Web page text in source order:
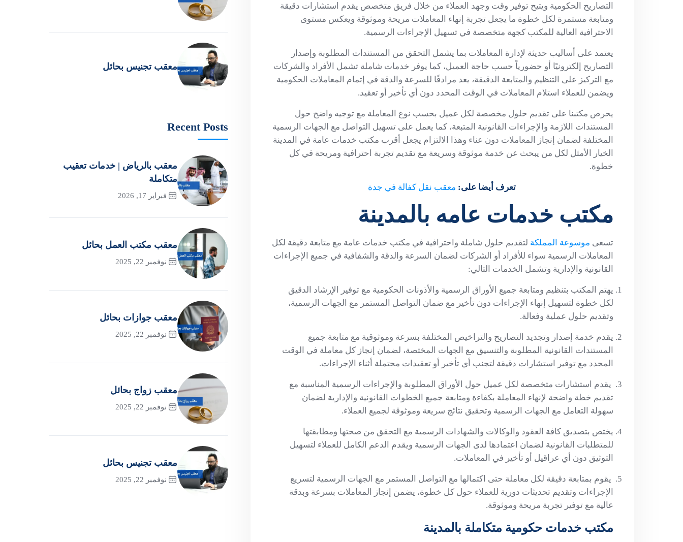
التصاريح الحكومية ويتيح توفير وقت وجهد العملاء من خلال فريق متخصص يقدم استشارات دقيقة
ومتابعة مستمرة لكل خطوة ما يجعل تجربة إنهاء المعاملات مريحة وموثوقة ويعكس مستوى
الاحترافية العالية للمكتب كجهة متخصصة في تسهيل الإجراءات الرسمية.
يعتمد على أساليب حديثة لإدارة المعاملات بما يشمل التحقق من المستندات المطلوبة وإصدار
التصاريح إلكترونيًا أو حضورياً حسب حاجة العميل، كما يوفر خدمات شاملة تشمل الأفراد والشركات
مع التركيز على التنظيم والمتابعة الدقيقة، يعد مرادفًا للسرعة والدقة في إتمام المعاملات الحكومية
ويضمن للعملاء استلام المعاملات في الوقت المحدد دون أي تأخير أو تعقيد.
يحرص مكتبنا على تقديم حلول مخصصة لكل عميل بحسب نوع المعاملة مع توجيه واضح حول
المستندات اللازمة والإجراءات القانونية المتبعة، كما يعمل على تسهيل التواصل مع الجهات الرسمية
المختلفة لضمان إنجاز المعاملات دون عناء وهذا الالتزام يجعل أقرب مكتب خدمات عامة في المدينة
الخيار الأمثل لكل من يبحث عن خدمة موثوقة وسريعة مع تقديم تجربة احترافية ومريحة في كل
خطوة.
تعرف أيضا على: معقب نقل كفالة في جدة
مكتب خدمات عامه بالمدينة
تسعى موسوعة المملكة لتقديم حلول شاملة واحترافية في مكتب خدمات عامة مع متابعة دقيقة لكل
المعاملات الرسمية سواء للأفراد أو الشركات لضمان السرعة والدقة والشفافية في جميع الإجراءات
القانونية والإدارية وتشمل الخدمات التالي:
يهتم المكتب بتنظيم ومتابعة جميع الأوراق الرسمية والأذونات الحكومية مع توفير الإرشاد الدقيق
لكل خطوة لتسهيل إنهاء الإجراءات دون تأخير مع ضمان التواصل المستمر مع الجهات الرسمية،
وتقديم حلول عملية وفعالة.
يقدم خدمة إصدار وتجديد التصاريح والتراخيص المختلفة بسرعة وموثوقية مع متابعة جميع
المستندات القانونية المطلوبة والتنسيق مع الجهات المختصة، لضمان إنجاز كل معاملة في الوقت
المحدد مع توفير استشارات دقيقة لتجنب أي تأخير أو تعقيدات محتملة أثناء الإجراءات.
يقدم استشارات متخصصة لكل عميل حول الأوراق المطلوبة والإجراءات الرسمية المناسبة مع
تقديم خطة واضحة لإنهاء المعاملة بكفاءة ومتابعة جميع الخطوات القانونية والإدارية لضمان
سهولة التعامل مع الجهات الرسمية وتحقيق نتائج سريعة وموثوقة لجميع العملاء.
يختص بتصديق كافة العقود والوكالات والشهادات الرسمية مع التحقق من صحتها ومطابقتها
للمتطلبات القانونية لضمان اعتمادها لدى الجهات الرسمية ويقدم الدعم الكامل للعملاء لتسهيل
التوثيق دون أي عراقيل أو تأخير في المعاملات.
يقوم بمتابعة دقيقة لكل معاملة حتى اكتمالها مع التواصل المستمر مع الجهات الرسمية لتسريع
الإجراءات وتقديم تحديثات دورية للعملاء حول كل خطوة، يضمن إنجاز المعاملات بسرعة وبدقة
عالية مع توفير تجربة مريحة وموثوقة.
مكتب خدمات حكومية متكاملة بالمدينة
معقب تجنيس بحائل
Recent Posts
معقب بالرياض | خدمات تعقيب
متكاملة
فبراير 17, 2026
معقب مكتب العمل بحائل
نوفمبر 22, 2025
معقب جوازات بحائل
نوفمبر 22, 2025
معقب زواج بحائل
نوفمبر 22, 2025
معقب تجنيس بحائل
نوفمبر 22, 2025